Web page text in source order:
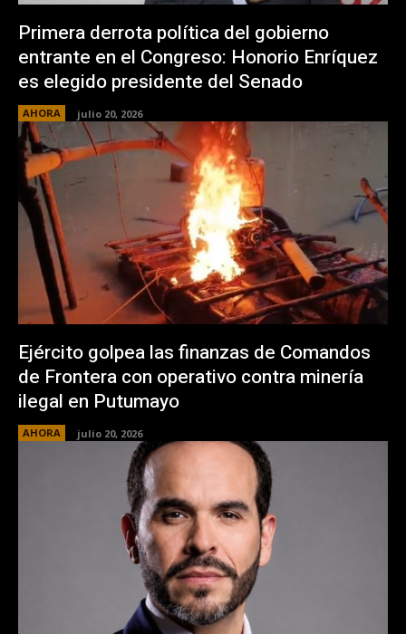
Primera derrota política del gobierno
entrante en el Congreso: Honorio Enríquez
es elegido presidente del Senado
AHORA julio 20, 2026
Ejército golpea las finanzas de Comandos
de Frontera con operativo contra minería
ilegal en Putumayo
AHORA julio 20, 2026